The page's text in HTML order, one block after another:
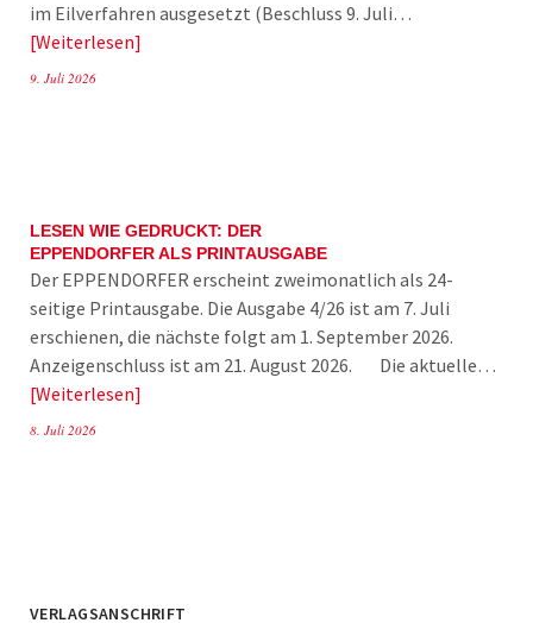
im Eilverfahren ausgesetzt (Beschluss 9. Juli…
Weiterlesen
9. Juli 2026
LESEN WIE GEDRUCKT: DER
EPPENDORFER ALS PRINTAUSGABE
Der EPPENDORFER erscheint zweimonatlich als 24-
seitige Printausgabe. Die Ausgabe 4/26 ist am 7. Juli
erschienen, die nächste folgt am 1. September 2026.
Anzeigenschluss ist am 21. August 2026. Die aktuelle…
Weiterlesen
8. Juli 2026
VERLAGSANSCHRIFT